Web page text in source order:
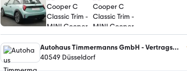
Autohaus Timmermanns GmbH - Vertragshändler der BMW AG für BMW, BMWI, BMWM und MINI
40549 Düsseldorf